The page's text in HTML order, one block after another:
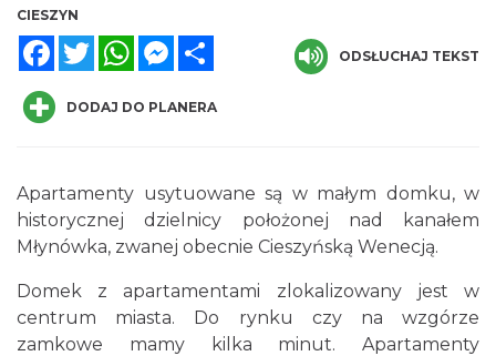
CIESZYN
FacebookTwitterWhatsAppMessenger
ODSŁUCHAJ TEKST
DODAJ DO PLANERA
Apartamenty usytuowane są w małym domku, w
historycznej dzielnicy położonej nad kanałem
Młynówka, zwanej obecnie Cieszyńską Wenecją.
Domek z apartamentami zlokalizowany jest w
centrum miasta. Do rynku czy na wzgórze
zamkowe mamy kilka minut. Apartamenty